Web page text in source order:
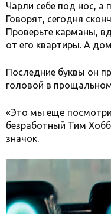
Чарли себе под нос,
Говорят, сегодня
Проверьте карманы,
от его квартиры. А
Последние буквы он
головой в
«Это мы ещё
безработный Тим
значок.